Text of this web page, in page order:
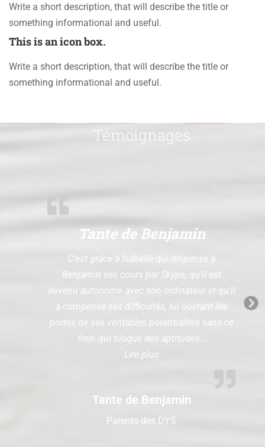
Write a short description, that will describe the title or
something informational and useful.
This is an icon box.
Write a short description, that will describe the title or
something informational and useful.
Témoignages
Tante de Benjamin
C’est grâce à Isabelle qui dispense à
Benjamin ses cours par Skype, qu’il est
devenu autonome avec son ordinateur et qu’il
a compensé ses difficultés, lui ouvrant les
portes de ses véritables potentialités sans ce
frein qui bloque des aptitudes…
Lire plus
Tante de Benjamin
Parents des DYS